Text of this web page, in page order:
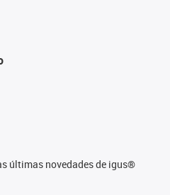
últimas novedades de igus®